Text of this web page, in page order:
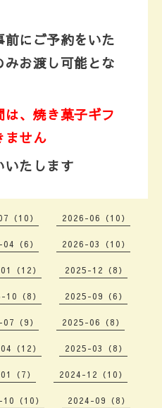
にご予約をいた
お渡し可能とな
、焼き菓子ギフ
ません
いたします
（10） 2026-06（10）
（6） 2026-03（10）
（12） 2025-12（8）
10（8） 2025-09（6）
（9） 2025-06（8）
（12） 2025-03（8）
（7） 2024-12（10）
（10） 2024-09（8）